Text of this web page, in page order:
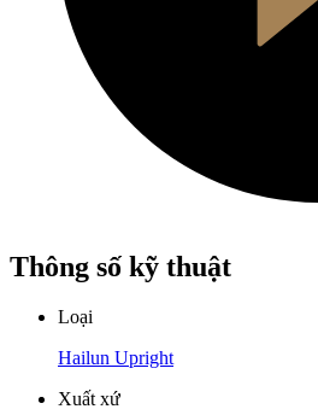
Thông số kỹ thuật
Loại
Hailun Upright
Xuất xứ